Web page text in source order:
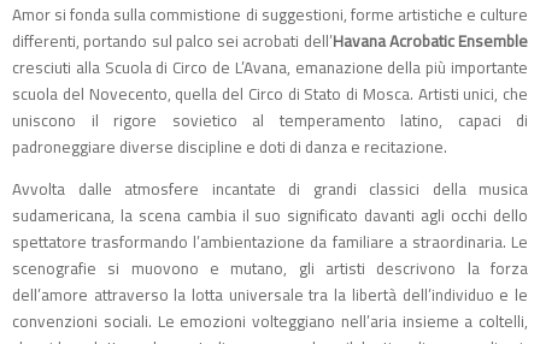
Amor si fonda sulla commistione di suggestioni, forme artistiche e culture
differenti, portando sul palco sei acrobati dell’Havana Acrobatic Ensemble
cresciuti alla Scuola di Circo de L’Avana, emanazione della più importante
scuola del Novecento, quella del Circo di Stato di Mosca. Artisti unici, che
uniscono il rigore sovietico al temperamento latino, capaci di
padroneggiare diverse discipline e doti di danza e recitazione.
Avvolta dalle atmosfere incantate di grandi classici della musica
sudamericana, la scena cambia il suo significato davanti agli occhi dello
spettatore trasformando l’ambientazione da familiare a straordinaria. Le
scenografie si muovono e mutano, gli artisti descrivono la forza
dell’amore attraverso la lotta universale tra la libertà dell’individuo e le
convenzioni sociali. Le emozioni volteggiano nell’aria insieme a coltelli,